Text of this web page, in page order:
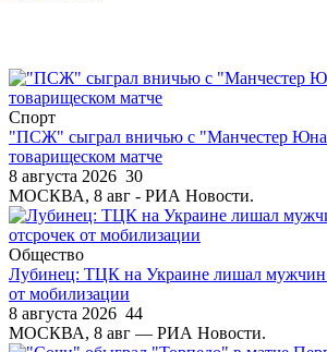
Спорт
"ПСЖ" сыграл вничью с "Манчестер
товарищеском матче
8 августа 2026 30
МОСКВА, 8 авг - РИА Новости.
Общество
Лубинец: ТЦК на Украине лишал мужчин
от мобилизации
8 августа 2026 44
МОСКВА, 8 авг — РИА Новости.